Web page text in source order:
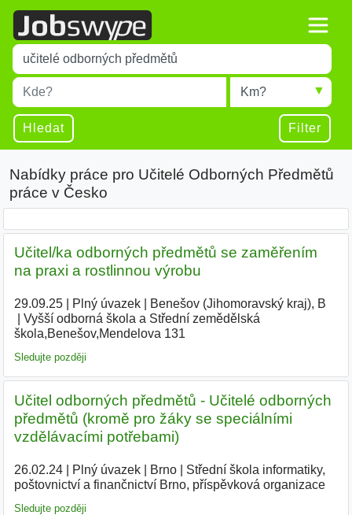
Title
Type 1 or more characters for results.
Místo
Type 1 or more characters for results.
Radius
Hledat Filter
Nabídky práce pro Učitelé Odborných Předmětů
práce v Česko
Učitel/ka odborných předmětů se zaměřením
na praxi a rostlinnou výrobu
29.09.25| Plný úvazek| Benešov (Jihomoravský kraj), B
Vyšší odborná škola a Střední zemědělská
škola,Benešov,Mendelova 131
Sledujte později
Učitel odborných předmětů - Učitelé odborných
předmětů (kromě pro žáky se speciálními
vzdělávacími potřebami)
26.02.24| Plný úvazek| Brno|
Střední škola informatiky,
poštovnictví a finančnictví Brno, příspěvková organizace|
Sledujte později